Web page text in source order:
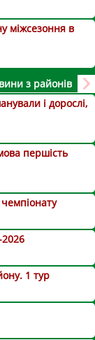
міжсезоння в
з районів
і дорослі,
першість
1 тур